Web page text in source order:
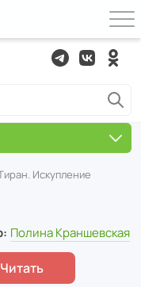
Искупление
Полина Краншевская
Читать